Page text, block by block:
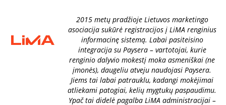
2015 metų pradžioje Lietuvos marketingo
asociacija sukūrė registracijos į LiMA renginius
informacinę sistemą. Labai pasiteisino
integracija su Paysera – vartotojai, kurie
renginio dalyvio mokestį moka asmeniškai (ne
įmonės), daugeliu atveju naudojasi Paysera.
Jiems tai labai patrauklu, kadangi mokėjimai
atliekami patogiai, kelių mygtukų paspaudimu.
Ypač tai didelė pagalba LiMA administracijai –